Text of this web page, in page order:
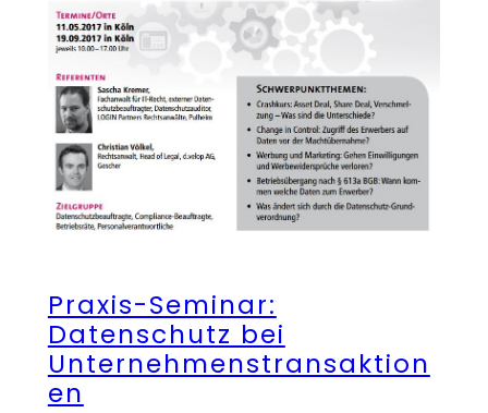
Praxis-Seminar:
Datenschutz bei
Unternehmenstransaktion
en